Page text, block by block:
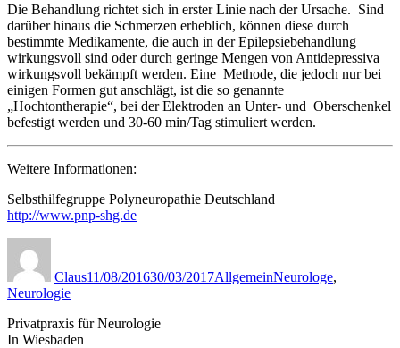
Die Behandlung richtet sich in erster Linie nach der Ursache. Sind
darüber hinaus die Schmerzen erheblich, können diese durch
bestimmte Medikamente, die auch in der Epilepsiebehandlung
wirkungsvoll sind oder durch geringe Mengen von Antidepressiva
wirkungsvoll bekämpft werden. Eine Methode, die jedoch nur bei
einigen Formen gut anschlägt, ist die so genannte
„Hochtontherapie“, bei der Elektroden an Unter- und Oberschenkel
befestigt werden und 30-60 min/Tag stimuliert werden.
Weitere Informationen:
Selbsthilfegruppe Polyneuropathie Deutschland
http://www.pnp-shg.de
Claus11/08/201630/03/2017AllgemeinNeurologe,
Neurologie
Privatpraxis für Neurologie
In Wiesbaden